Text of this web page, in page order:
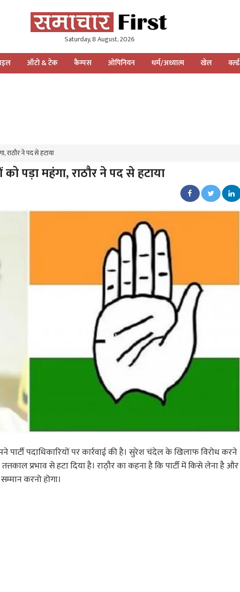
Saturday, 8 August, 2026
ऑटो & टेक कैम्पस ओपिनियन धर्म/अध्यात्म खेल वर्ल्ड
राठौर ने पद से हटाया
पड़ा महंगा, राठौर ने पद से हटाया
पदाधिकारियों पर कार्रवाई की है। सुरेश चंदेल के खिलाफ विरोध करने
प्रभाव से हटा दिया है। राठ़ौर का कहना है कि पार्टी में किसे लेना है और
करनो होगा।